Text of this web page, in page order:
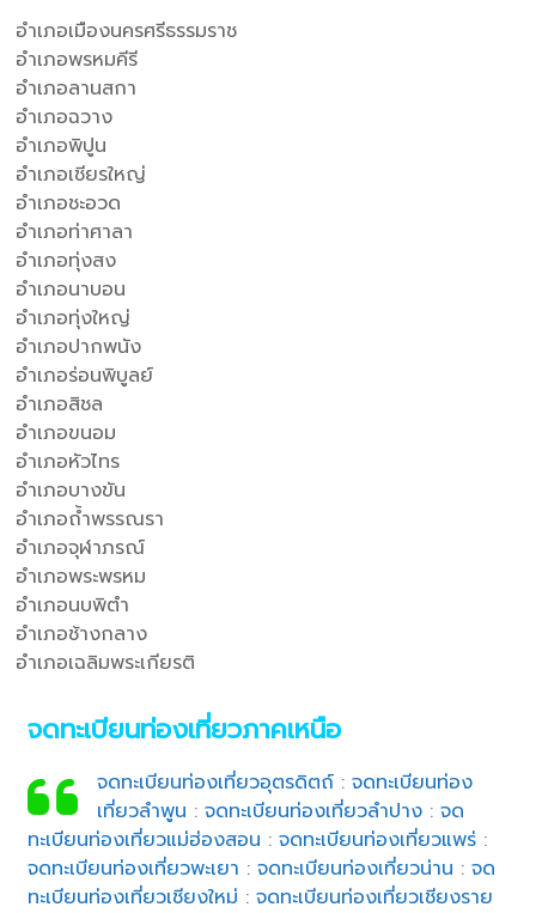
อำเภอเมืองนครศรีธรรมราช
อำเภอพรหมคีรี
อำเภอลานสกา
อำเภอฉวาง
อำเภอพิปูน
อำเภอเชียรใหญ่
อำเภอชะอวด
อำเภอท่าศาลา
อำเภอทุ่งสง
อำเภอนาบอน
อำเภอทุ่งใหญ่
อำเภอปากพนัง
อำเภอร่อนพิบูลย์
อำเภอสิชล
อำเภอขนอม
อำเภอหัวไทร
อำเภอบางขัน
อำเภอถ้ำพรรณรา
อำเภอจุฬาภรณ์
อำเภอพระพรหม
อำเภอนบพิตำ
อำเภอช้างกลาง
อำเภอเฉลิมพระเกียรติ
จดทะเบียนท่องเที่ยวภาคเหนือ
จดทะเบียนท่องเที่ยวอุตรดิตถ์: จดทะเบียนท่อง
เที่ยวลำพูน : จดทะเบียนท่องเที่ยวลำปาง: จด
ทะเบียนท่องเที่ยวแม่ฮ่องสอน :จดทะเบียนท่องเที่ยวแพร่ :
จดทะเบียนท่องเที่ยวพะเยา :จดทะเบียนท่องเที่ยวน่าน :จด
ทะเบียนท่องเที่ยวเชียงใหม่ :จดทะเบียนท่องเที่ยวเชียงราย